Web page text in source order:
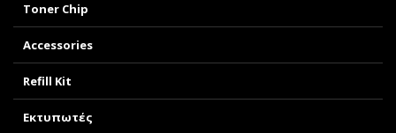
Toner Chip
Accessories
Refill Kit
Εκτυπωτές